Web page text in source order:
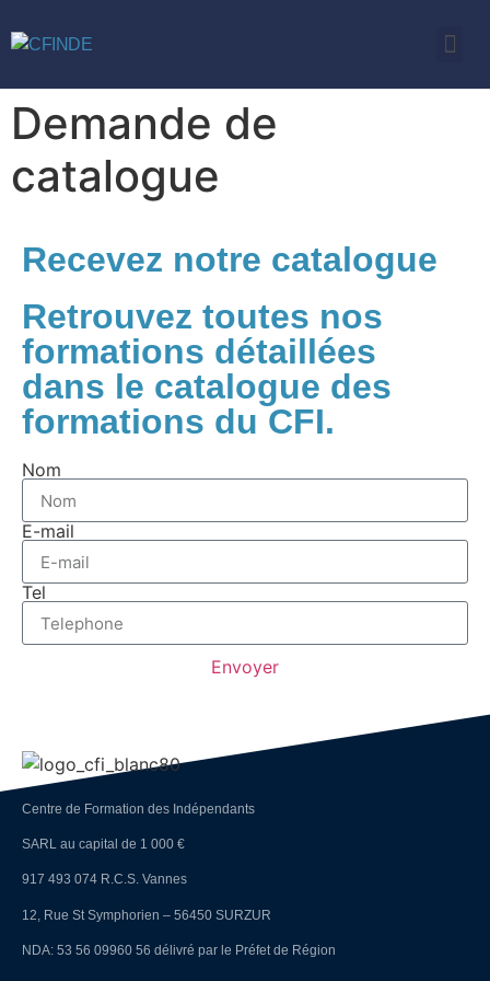
Demande de
catalogue
Recevez notre catalogue
Retrouvez toutes nos
formations détaillées
dans le catalogue des
formations du CFI.
Nom
E-mail
Tel
Envoyer
Centre de Formation des Indépendants
SARL au capital de 1 000 €
917 493 074 R.C.S. Vannes
12, Rue St Symphorien – 56450 SURZUR
NDA: 53 56 09960 56 délivré par le Préfet de Région